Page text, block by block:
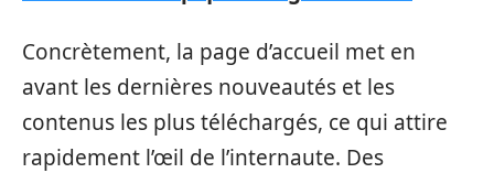
Concrètement, la page d’accueil met en
avant les dernières nouveautés et les
contenus les plus téléchargés, ce qui attire
rapidement l’œil de l’internaute. Des